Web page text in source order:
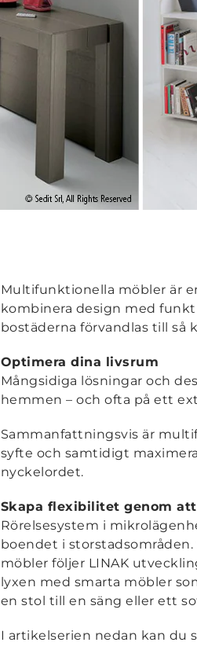
Multifunktionella möbler är
kombinera design med
bostäderna förvandlas till så
Optimera dina livsrum
Mångsidiga lösningar och
hemmen – och ofta på ett
Sammanfattningsvis är
syfte och samtidigt
nyckelordet.
Skapa flexibilitet genom
Rörelsesystem i
boendet i
möbler följer LINAK
lyxen med smarta möbler
en stol till en säng eller ett
I artikelserien nedan kan du